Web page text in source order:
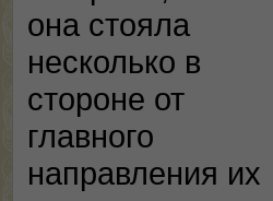
она стояла
несколько в
стороне от
главного
направления их